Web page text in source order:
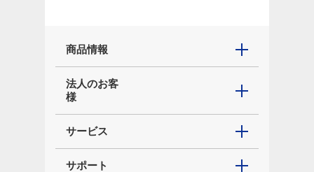
商品情報
法人のお客
様
サービス
サポート